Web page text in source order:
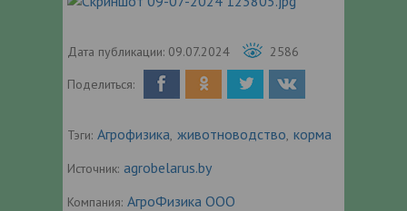
Дата публикации: 09.07.2024 2586
Поделиться:
Тэги: Агрофизика, животноводство, корма
Источник: agrobelarus.by
Компания: АгроФизика ООО